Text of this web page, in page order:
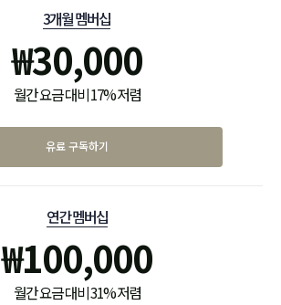
3개월 멤버십
₩30,000
월간 요금 대비 17% 저렴
유료 구독하기
연간 멤버십
₩100,000
월간 요금 대비 31% 저렴